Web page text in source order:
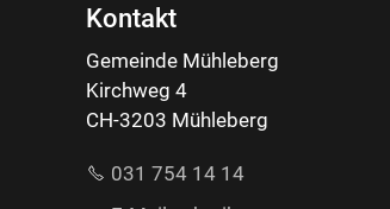
Kontakt
Gemeinde Mühleberg
Kirchweg 4
CH-3203 Mühleberg
031 754 14 14